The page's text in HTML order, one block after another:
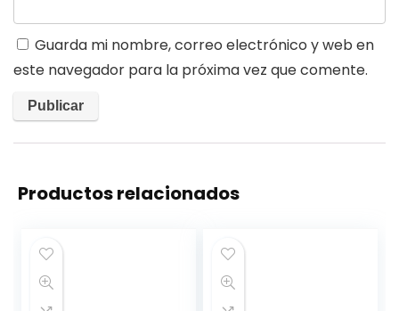
Guarda mi nombre, correo electrónico y web en
este navegador para la próxima vez que comente.
Productos relacionados